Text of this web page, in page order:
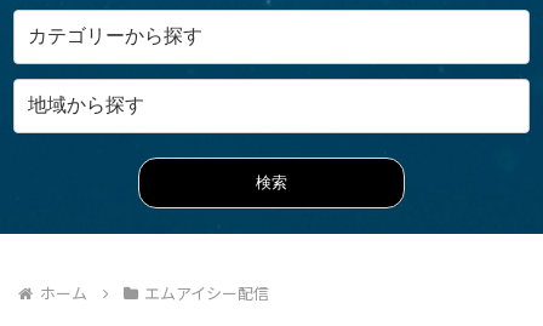
ホーム エムアイシー配信